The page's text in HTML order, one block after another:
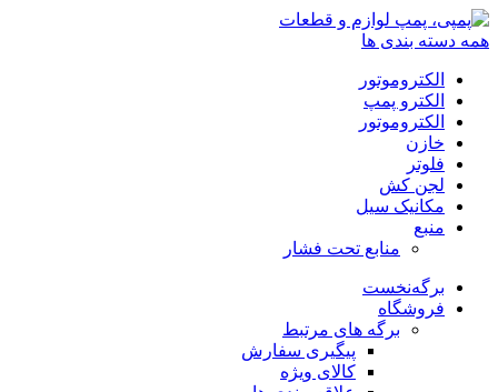
همه دسته بندی ها
الکتروموتور
الکترو پمپ
الکتروموتور
خازن
فلوتر
لجن کش
مکانیک سیل
منبع
منابع تحت فشار
برگه‌نخست
فروشگاه
برگه های مرتبط
پیگیری سفارش
کالای ویژه